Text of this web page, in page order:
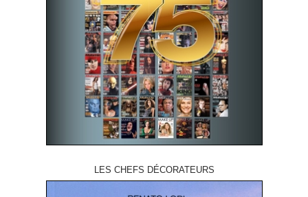
LES CHEFS DÉCORATEURS